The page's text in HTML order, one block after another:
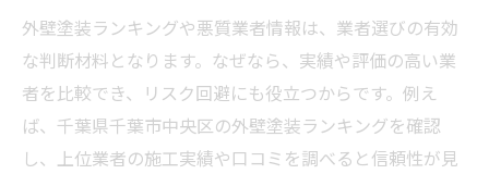
外壁塗装ランキングや悪質業者情報は、業者選びの有効
な判断材料となります。なぜなら、実績や評価の高い業
者を比較でき、リスク回避にも役立つからです。例え
ば、千葉県千葉市中央区の外壁塗装ランキングを確認
し、上位業者の施工実績や口コミを調べると信頼性が見